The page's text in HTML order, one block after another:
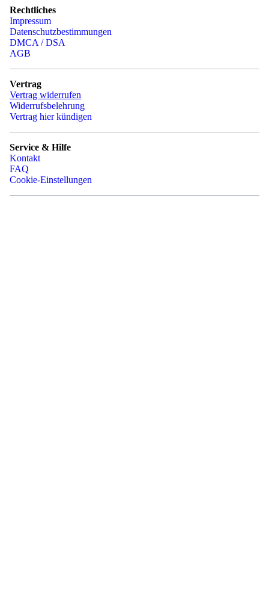
Rechtliches
Impressum
Datenschutzbestimmungen
DMCA / DSA
AGB
Vertrag
Vertrag widerrufen
Widerrufsbelehrung
Vertrag hier kündigen
Service & Hilfe
Kontakt
FAQ
Cookie-Einstellungen